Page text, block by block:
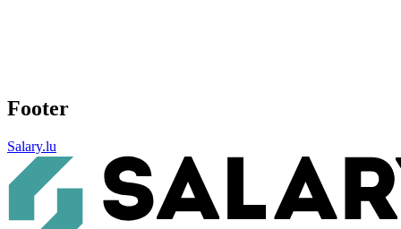
Footer
Salary.lu